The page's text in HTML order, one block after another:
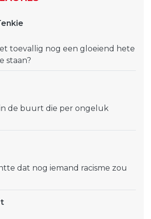
toevallig nog een gloeiend hete
staan?
de buurt die per ongeluk
dat nog iemand racisme zou